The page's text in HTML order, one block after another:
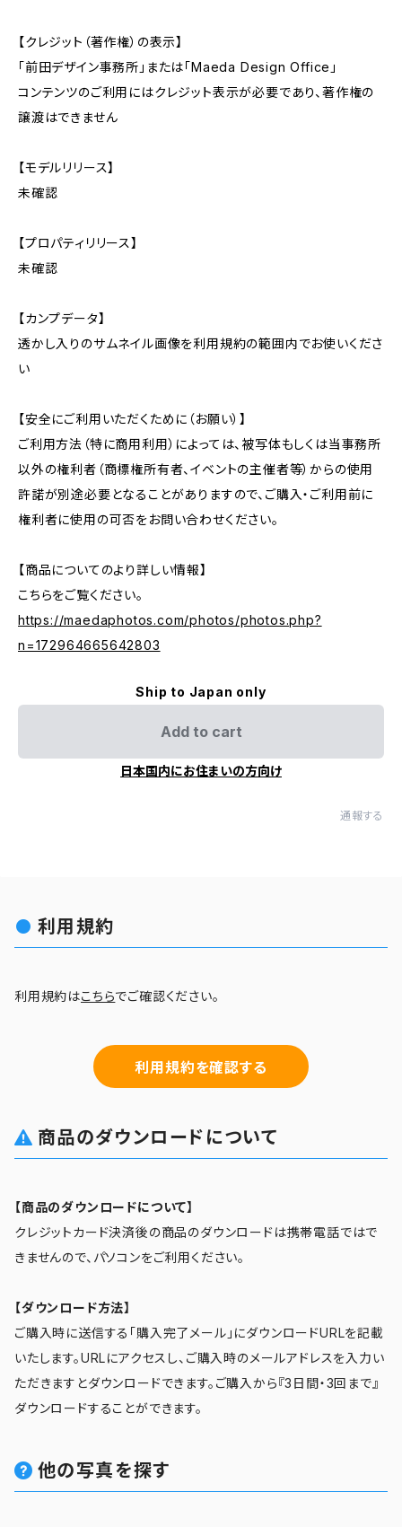
【クレジット（著作権）の表示】
「前田デザイン事務所」または「Maeda Design Office」
コンテンツのご利用にはクレジット表示が必要であり、著作権の
譲渡はできません
【モデルリリース】
未確認
【プロパティリリース】
未確認
【カンプデータ】
透かし入りのサムネイル画像を利用規約の範囲内でお使いくださ
い
【安全にご利用いただくために（お願い）】
ご利用方法（特に商用利用）によっては、被写体もしくは当事務所
以外の権利者（商標権所有者、イベントの主催者等）からの使用
許諾が別途必要となることがありますので、ご購入・ご利用前に
権利者に使用の可否をお問い合わせください。
【商品についてのより詳しい情報】
こちらをご覧ください。
https://maedaphotos.com/photos/photos.php?
n=172964665642803
Ship to Japan only
Add to cart
日本国内にお住まいの方向け
通報する
利用規約
利用規約はこちらでご確認ください。
利用規約を確認する
商品のダウンロードについて
【商品のダウンロードについて】
クレジットカード決済後の商品のダウンロードは携帯電話ではで
きませんので、パソコンをご利用ください。
【ダウンロード方法】
ご購入時に送信する「購入完了メール」にダウンロードURLを記載
いたします。URLにアクセスし、ご購入時のメールアドレスを入力い
ただきますとダウンロードできます。ご購入から『3日間・3回まで』
ダウンロードすることができます。
他の写真を探す